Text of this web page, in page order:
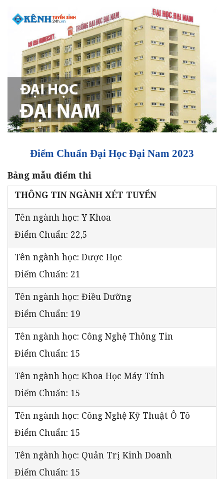
Điểm Chuẩn Đại Học Đại Nam 2023
Bảng mẫu điểm thi
THÔNG TIN NGÀNH XÉT TUYỂN
Tên ngành học: Y Khoa
Điểm Chuẩn: 22,5
Tên ngành học: Dược Học
Điểm Chuẩn: 21
Tên ngành học: Điều Dưỡng
Điểm Chuẩn: 19
Tên ngành học: Công Nghệ Thông Tin
Điểm Chuẩn: 15
Tên ngành học: Khoa Học Máy Tính
Điểm Chuẩn: 15
Tên ngành học: Công Nghệ Kỹ Thuật Ô Tô
Điểm Chuẩn: 15
Tên ngành học: Quản Trị Kinh Doanh
Điểm Chuẩn: 15